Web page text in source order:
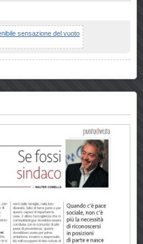
sensazione del vuoto